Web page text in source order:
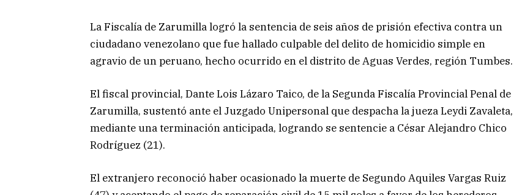
La Fiscalía de Zarumilla logró la sentencia de seis años de prisión efectiva contra un
ciudadano venezolano que fue hallado culpable del delito de homicidio simple en
agravio de un peruano, hecho ocurrido en el distrito de Aguas Verdes, región Tumbes.
El fiscal provincial, Dante Lois Lázaro Taico, de la Segunda Fiscalía Provincial Penal de
Zarumilla, sustentó ante el Juzgado Unipersonal que despacha la jueza Leydi Zavaleta,
mediante una terminación anticipada, logrando se sentencie a César Alejandro Chico
Rodríguez (21).
El extranjero reconoció haber ocasionado la muerte de Segundo Aquiles Vargas Ruiz